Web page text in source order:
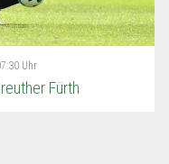
Uhr
Fürth